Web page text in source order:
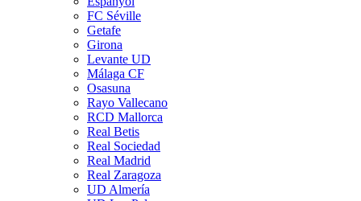
FC Séville
Getafe
Girona
Levante UD
Málaga CF
Osasuna
Rayo Vallecano
RCD Mallorca
Real Betis
Real Sociedad
Real Madrid
Real Zaragoza
UD Almería